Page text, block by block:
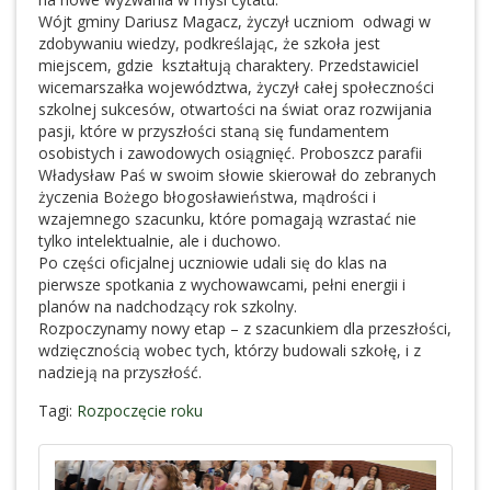
Wójt gminy Dariusz Magacz, życzył uczniom odwagi w
zdobywaniu wiedzy, podkreślając, że szkoła jest
miejscem, gdzie kształtują charaktery. Przedstawiciel
wicemarszałka województwa, życzył całej społeczności
szkolnej sukcesów, otwartości na świat oraz rozwijania
pasji, które w przyszłości staną się fundamentem
osobistych i zawodowych osiągnięć. Proboszcz parafii
Władysław Paś w swoim słowie skierował do zebranych
życzenia Bożego błogosławieństwa, mądrości i
wzajemnego szacunku, które pomagają wzrastać nie
tylko intelektualnie, ale i duchowo.
Po części oficjalnej uczniowie udali się do klas na
pierwsze spotkania z wychowawcami, pełni energii i
planów na nadchodzący rok szkolny.
Rozpoczynamy nowy etap – z szacunkiem dla przeszłości,
wdzięcznością wobec tych, którzy budowali szkołę, i z
nadzieją na przyszłość.
Tagi: Rozpoczęcie roku